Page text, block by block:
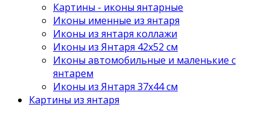
Картины - иконы янтарные
Иконы именные из янтаря
Иконы из янтаря коллажи
Иконы из Янтаря 42х52 см
Иконы автомобильные и маленькие с
янтарем
Иконы из Янтаря 37х44 см
Картины из янтаря